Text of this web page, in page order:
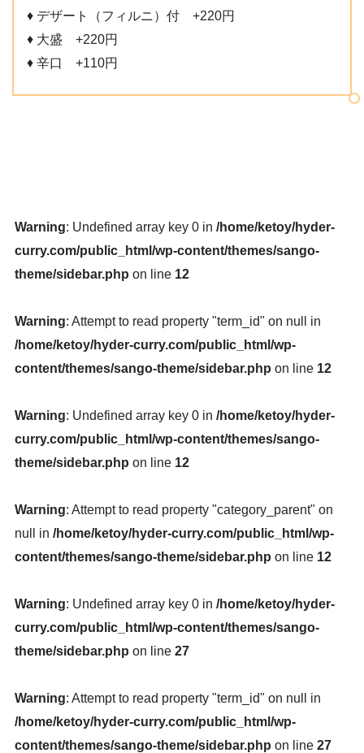
♦ デザート（フィルニ）付 +220円
♦ 大盛 +220円
♦ 辛口 +110円
Warning: Undefined array key 0 in /home/ketoy/hyder-
curry.com/public_html/wp-content/themes/sango-
theme/sidebar.php on line 12
Warning: Attempt to read property "term_id" on null in
/home/ketoy/hyder-curry.com/public_html/wp-
content/themes/sango-theme/sidebar.php on line 12
Warning: Undefined array key 0 in /home/ketoy/hyder-
curry.com/public_html/wp-content/themes/sango-
theme/sidebar.php on line 12
Warning: Attempt to read property "category_parent" on
null in /home/ketoy/hyder-curry.com/public_html/wp-
content/themes/sango-theme/sidebar.php on line 12
Warning: Undefined array key 0 in /home/ketoy/hyder-
curry.com/public_html/wp-content/themes/sango-
theme/sidebar.php on line 27
Warning: Attempt to read property "term_id" on null in
/home/ketoy/hyder-curry.com/public_html/wp-
content/themes/sango-theme/sidebar.php on line 27